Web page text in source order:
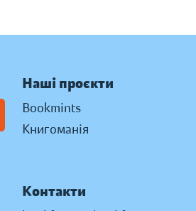
Наші проєкти
Bookmints
Книгоманія
Контакти